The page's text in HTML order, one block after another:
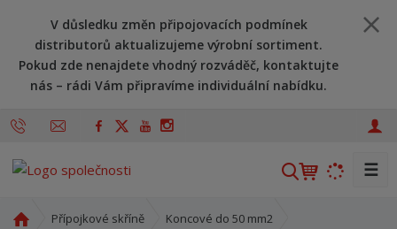
V důsledku změn připojovacích podmínek
distributorů aktualizujeme výrobní sortiment.
Pokud zde nenajdete vhodný rozváděč, kontaktujte
nás – rádi Vám připravíme individuální nabídku.
V
☰
Přípojkové skříně Koncové do 50 mm2